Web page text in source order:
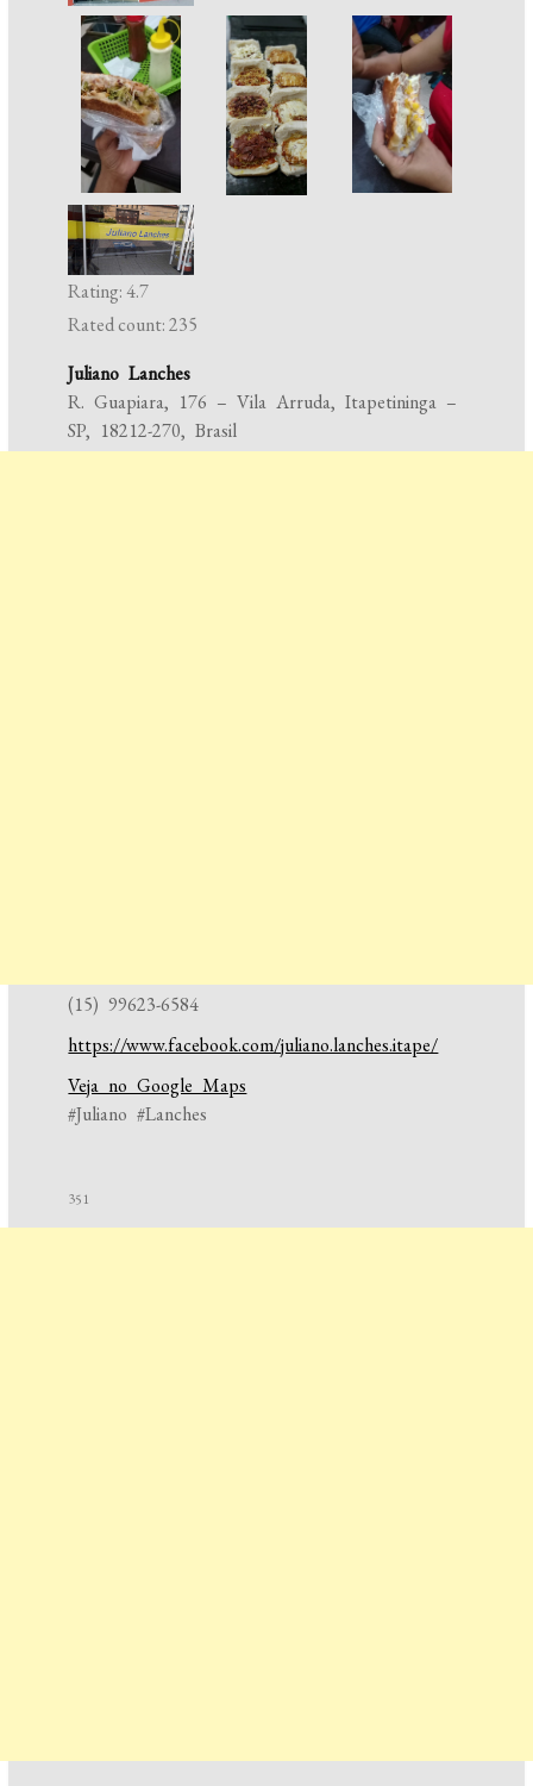
Rating: 4.7
Rated count: 235
Juliano Lanches
R. Guapiara, 176 – Vila Arruda, Itapetininga –
SP, 18212-270, Brasil
(15) 99623-6584
https://www.facebook.com/juliano.lanches.itape/
Veja no Google Maps
#Juliano #Lanches
351